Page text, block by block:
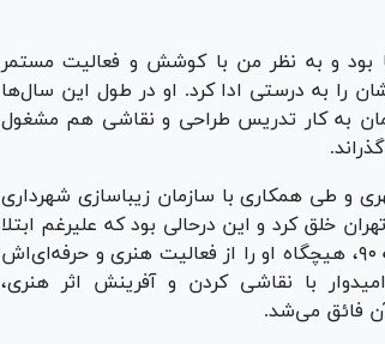
بود و به نظر من با کوشش و فعالیت مستمر
را به درستی ادا کرد. او در طول این سال‌ها
به کار تدریس طراحی و نقاشی هم مشغول
و طی همکاری با سازمان زیباسازی شهرداری
خلق کرد و این درحالی بود که علیرغم ابتلا
به بیماری و رنج و سختی‌های ناشی از این ابتلا در میانه دهه ۹۰، هیچگاه او را از فعالیت هنری و حرفه‌ای‌اش
با نقاشی کردن و آفرینش اثر هنری،
فائق می‌شد.